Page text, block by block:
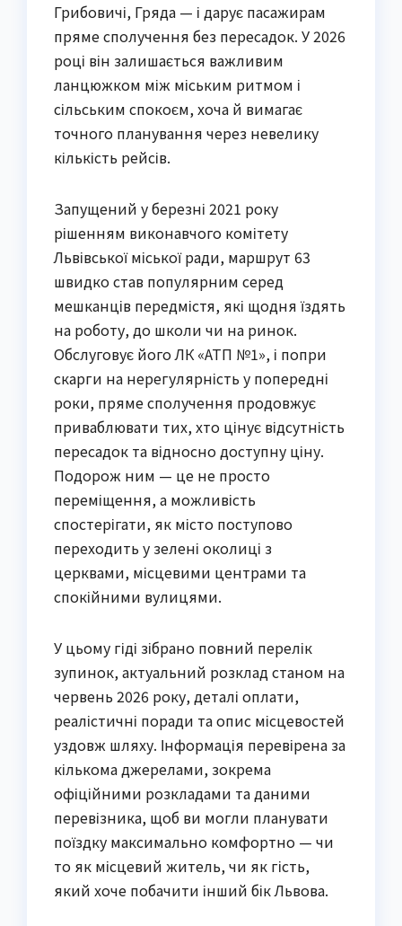
Грибовичі, Гряда — і дарує пасажирам
пряме сполучення без пересадок. У 2026
році він залишається важливим
ланцюжком між міським ритмом і
сільським спокоєм, хоча й вимагає
точного планування через невелику
кількість рейсів.
Запущений у березні 2021 року
рішенням виконавчого комітету
Львівської міської ради, маршрут 63
швидко став популярним серед
мешканців передмістя, які щодня їздять
на роботу, до школи чи на ринок.
Обслуговує його ЛК «АТП №1», і попри
скарги на нерегулярність у попередні
роки, пряме сполучення продовжує
приваблювати тих, хто цінує відсутність
пересадок та відносно доступну ціну.
Подорож ним — це не просто
переміщення, а можливість
спостерігати, як місто поступово
переходить у зелені околиці з
церквами, місцевими центрами та
спокійними вулицями.
У цьому гіді зібрано повний перелік
зупинок, актуальний розклад станом на
червень 2026 року, деталі оплати,
реалістичні поради та опис місцевостей
уздовж шляху. Інформація перевірена за
кількома джерелами, зокрема
офіційними розкладами та даними
перевізника, щоб ви могли планувати
поїздку максимально комфортно — чи
то як місцевий житель, чи як гість,
який хоче побачити інший бік Львова.